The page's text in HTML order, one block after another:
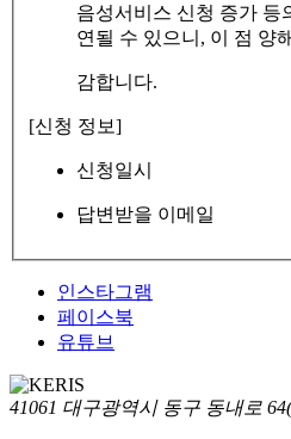
음성서비스 신청 증가 등
연될 수 있으니, 이 점 양
감합니다.
[신청 정보]
신청일시
답변받을 이메일
인스타그램
페이스북
유튜브
41061 대구광역시 동구 동내로